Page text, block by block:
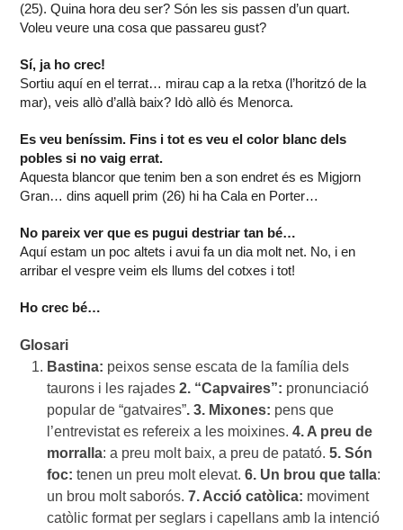
(25). Quina hora deu ser? Són les sis passen d’un quart.
Voleu veure una cosa que passareu gust?
Sí, ja ho crec!
Sortiu aquí en el terrat… mirau cap a la retxa (l’horitzó de la
mar), veis allò d’allà baix? Idò allò és Menorca.
Es veu beníssim. Fins i tot es veu el color blanc dels
pobles si no vaig errat.
Aquesta blancor que tenim ben a son endret és es Migjorn
Gran… dins aquell prim (26) hi ha Cala en Porter…
No pareix ver que es pugui destriar tan bé…
Aquí estam un poc altets i avui fa un dia molt net. No, i en
arribar el vespre veim els llums del cotxes i tot!
Ho crec bé…
Glosari
Bastina: peixos sense escata de la família dels
taurons i les rajades 2. “Capvaires”: pronunciació
popular de “gatvaires”. 3. Mixones: pens que
l’entrevistat es refereix a les moixines. 4. A preu de
morralla: a preu molt baix, a preu de patató.5. Són
foc:tenen un preu molt elevat.6. Un brou que talla:
un brou molt saborós.7. Acció catòlica: moviment
catòlic format per seglars i capellans amb la intenció